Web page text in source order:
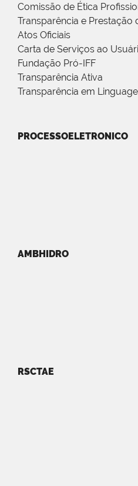
Comissão de Ética
Transparência e Prestação
Atos Oficiais
Carta de Serviços ao
Fundação Pró-IFF
Transparência Ativa
Transparência em
PROCESSOELETRONICO
AMBHIDRO
RSCTAE